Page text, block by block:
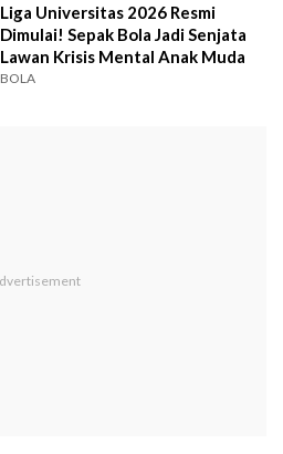
Liga Universitas 2026 Resmi
Dimulai! Sepak Bola Jadi Senjata
Lawan Krisis Mental Anak Muda
BOLA